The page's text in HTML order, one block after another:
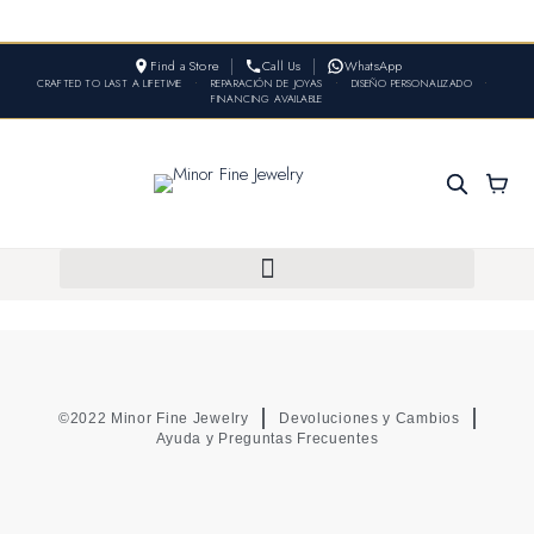
Find a Store Call Us WhatsApp
CRAFTED TO LAST A LIFETIME • REPARACIÓN DE JOYAS • DISEÑO PERSONALIZADO
•
FINANCING AVAILABLE
©2022 Minor Fine Jewelry
Devoluciones y Cambios
Ayuda y Preguntas Frecuentes